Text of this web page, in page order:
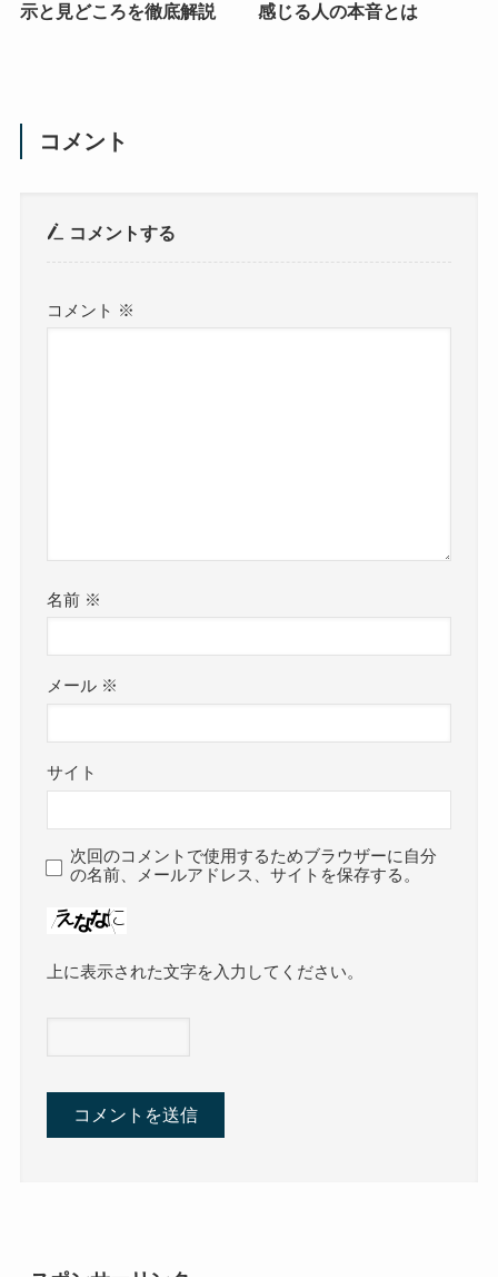
示と見どころを徹底解説
感じる人の本音とは
コメント
コメントする
コメント ※
名前 ※
メール ※
サイト
次回のコメントで使用するためブラウザーに自分
の名前、メールアドレス、サイトを保存する。
上に表示された文字を入力してください。